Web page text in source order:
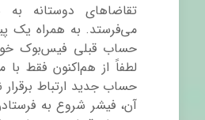
تقاضاهای دوستانه به
می‌فرستد. به همراه یک
حساب قبلی فیس‌بوک
لطفاً از هم‌اکنون فقط
حساب جدید ارتباط برقرار
آن، فیشر شروع به